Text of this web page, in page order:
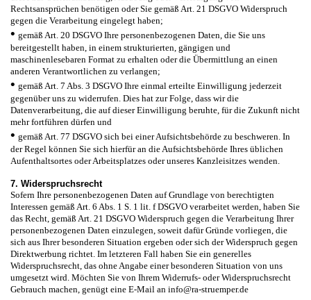
Rechtsansprüchen benötigen oder Sie gemäß Art. 21 DSGVO Widerspruch
gegen die Verarbeitung eingelegt haben;
• gemäß Art. 20 DSGVO Ihre personenbezogenen Daten, die Sie uns
bereitgestellt haben, in einem strukturierten, gängigen und
maschinenlesebaren Format zu erhalten oder die Übermittlung an einen
anderen Verantwortlichen zu verlangen;
• gemäß Art. 7 Abs. 3 DSGVO Ihre einmal erteilte Einwilligung jederzeit
gegenüber uns zu widerrufen. Dies hat zur Folge, dass wir die
Datenverarbeitung, die auf dieser Einwilligung beruhte, für die Zukunft nicht
mehr fortführen dürfen und
• gemäß Art. 77 DSGVO sich bei einer Aufsichtsbehörde zu beschweren. In
der Regel können Sie sich hierfür an die Aufsichtsbehörde Ihres üblichen
Aufenthaltsortes oder Arbeitsplatzes oder unseres Kanzleisitzes wenden.
7. Widerspruchsrecht
Sofern Ihre personenbezogenen Daten auf Grundlage von berechtigten
Interessen gemäß Art. 6 Abs. 1 S. 1 lit. f DSGVO verarbeitet werden, haben Sie
das Recht, gemäß Art. 21 DSGVO Widerspruch gegen die Verarbeitung Ihrer
personenbezogenen Daten einzulegen, soweit dafür Gründe vorliegen, die
sich aus Ihrer besonderen Situation ergeben oder sich der Widerspruch gegen
Direktwerbung richtet. Im letzteren Fall haben Sie ein generelles
Widerspruchsrecht, das ohne Angabe einer besonderen Situation von uns
umgesetzt wird. Möchten Sie von Ihrem Widerrufs- oder Widerspruchsrecht
Gebrauch machen, genügt eine E-Mail an info@ra-struemper.de